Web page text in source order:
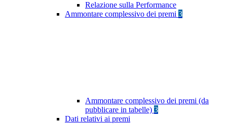
Relazione sulla Performance
Ammontare complessivo dei premi 3
Ammontare complessivo dei premi (da
pubblicare in tabelle) 3
Dati relativi ai premi